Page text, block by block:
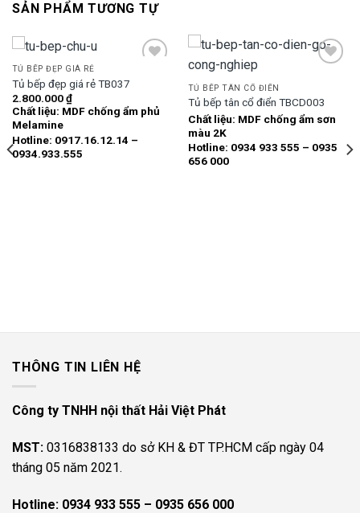
SẢN PHẨM TƯƠNG TỰ
wishlist
TỦ BẾP ĐẸP GIÁ RẺ
Tủ bếp đẹp giá rẻ TB037
2.800.000₫
Chất liệu: MDF chống ẩm phủ
Melamine
Hotline: 0917.16.12.14 –
0934.933.555
Add to
wishlist
TỦ BẾP TÂN CỔ ĐIỂN
Tủ bếp tân cổ điển TBCD003
Chất liệu: MDF chống ẩm sơn
màu 2K
Hotline: 0934 933 555 – 0935
656 000
THÔNG TIN LIÊN HỆ
Công ty TNHH nội thất Hải Việt Phát
MST: 0316838133 do sở KH & ĐT TP.HCM cấp ngày 04
tháng 05 năm 2021.
Hotline: 0934 933 555 – 0935 656 000